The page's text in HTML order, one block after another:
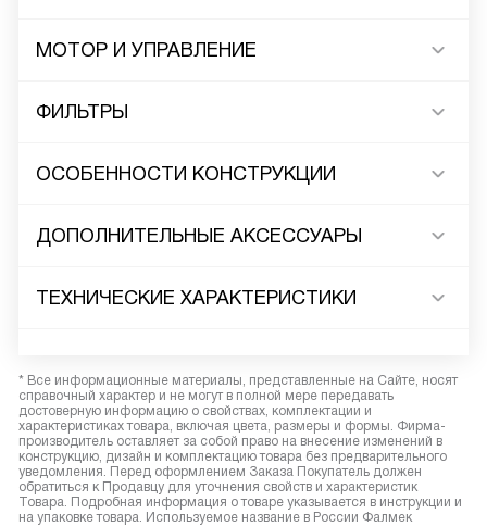
МОТОР И УПРАВЛЕНИЕ
ФИЛЬТРЫ
ОСОБЕННОСТИ КОНСТРУКЦИИ
ДОПОЛНИТЕЛЬНЫЕ АКСЕССУАРЫ
ТЕХНИЧЕСКИЕ ХАРАКТЕРИСТИКИ
* Все информационные материалы, представленные на Сайте, носят
справочный характер и не могут в полной мере передавать
достоверную информацию о свойствах, комплектации и
характеристиках товара, включая цвета, размеры и формы. Фирма-
производитель оставляет за собой право на внесение изменений в
конструкцию, дизайн и комплектацию товара без предварительного
уведомления. Перед оформлением Заказа Покупатель должен
обратиться к Продавцу для уточнения свойств и характеристик
Товара. Подробная информация о товаре указывается в инструкции и
на упаковке товара. Используемое название в России Фалмек